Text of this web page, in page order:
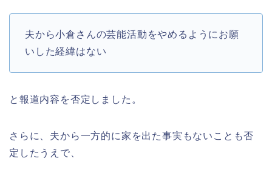
夫から小倉さんの芸能活動をやめるようにお願
いした経緯はない
と報道内容を否定しました。
さらに、夫から一方的に家を出た事実もないことも否
定したうえで、